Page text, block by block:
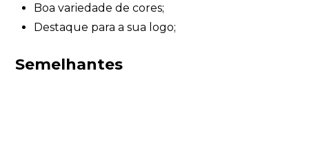
Boa variedade de cores;
Destaque para a sua logo;
Semelhantes